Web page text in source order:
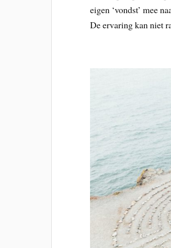
eigen ‘vondst’ mee
De ervaring kan niet